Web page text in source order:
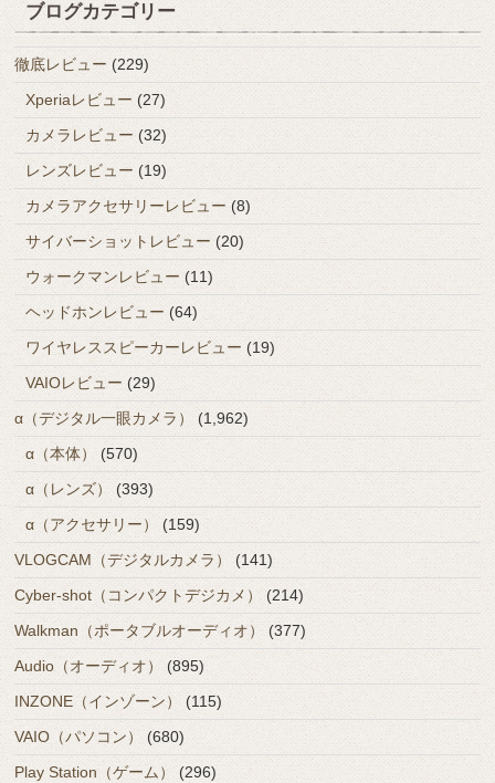
ブログカテゴリー
徹底レビュー (229)
Xperiaレビュー (27)
カメラレビュー (32)
レンズレビュー (19)
カメラアクセサリーレビュー (8)
サイバーショットレビュー (20)
ウォークマンレビュー (11)
ヘッドホンレビュー (64)
ワイヤレススピーカーレビュー (19)
VAIOレビュー (29)
α（デジタル一眼カメラ）
(1,962)
α（本体）
(570)
α（レンズ）
(393)
α（アクセサリー）
(159)
VLOGCAM（デジタルカメラ）
(141)
Cyber-shot（コンパクトデジカメ）
(214)
Walkman（ポータブルオーディオ）
(377)
Audio（オーディオ）
(895)
INZONE（インゾーン）
(115)
VAIO（パソコン）
(680)
Play Station（ゲーム）
(296)